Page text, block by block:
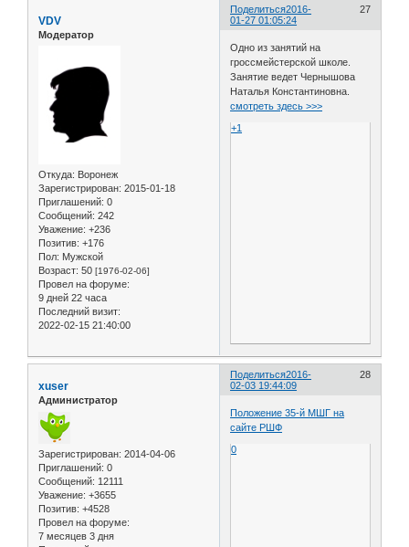
Поделиться 27
2016-
01-27 01:05:24
VDV
Модератор
Откуда: Воронеж
Зарегистрирован: 2015-01-18
Приглашений: 0
Сообщений: 242
Уважение: +236
Позитив: +176
Пол: Мужской
Возраст: 50 [1976-02-06]
Провел на форуме:
9 дней 22 часа
Последний визит:
2022-02-15 21:40:00
Одно из занятий на
гроссмейстерской школе.
Занятие ведет Чернышова
Наталья Константиновна.
смотреть здесь >>>
+1
Поделиться 28
2016-
02-03 19:44:09
xuser
Администратор
Зарегистрирован: 2014-04-06
Приглашений: 0
Сообщений: 12111
Уважение: +3655
Позитив: +4528
Провел на форуме:
7 месяцев 3 дня
Положение 35-й МШГ на
сайте РШФ
0